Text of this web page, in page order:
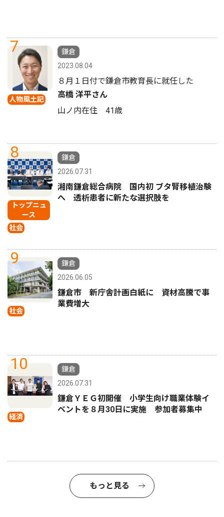
7
人物風土記
鎌倉
2023.08.04
８月１日付で鎌倉市教育長に就任した
高橋 洋平さん
山ノ内在住 41歳
8
トップニュ
ース
社会
鎌倉
2026.07.31
湘南鎌倉総合病院 国内初 ブタ腎移植治験
へ 透析患者に新たな選択肢を
9
社会
鎌倉
2026.06.05
鎌倉市 新庁舎計画白紙に 資材高騰で事
業費増大
10
経済
鎌倉
2026.07.31
鎌倉ＹＥＧ初開催 小学生向け職業体験イ
ベントを８月30日に実施 参加者募集中
もっと見る